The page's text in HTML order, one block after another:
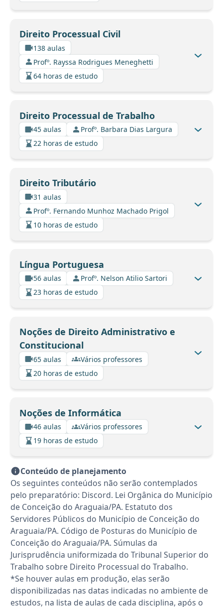
Direito Processual Civil
138 aulas
Profº. Rayssa Rodrigues Meneghetti
64 horas de estudo
Direito Processual de Trabalho
45 aulas
Profº. Barbara Dias Largura
22 horas de estudo
Direito Tributário
31 aulas
Profº. Fernando Munhoz Machado Prigol
10 horas de estudo
Língua Portuguesa
56 aulas
Profº. Nelson Atilio Sartori
23 horas de estudo
Noções de Direito Administrativo e
Constitucional
65 aulas
Vários professores
20 horas de estudo
Noções de Informática
46 aulas
Vários professores
19 horas de estudo
Conteúdo de planejamento
Os seguintes conteúdos não serão contemplados
pelo preparatório: Discord. Lei Orgânica do Município
de Conceição do Araguaia/PA. Estatuto dos
Servidores Públicos do Município de Conceição do
Araguaia/PA. Código de Posturas do Município de
Conceição do Araguaia/PA. Súmulas da
Jurisprudência uniformizada do Tribunal Superior do
Trabalho sobre Direito Processual do Trabalho.
*Se houver aulas em produção, elas serão
disponibilizadas nas datas indicadas no ambiente de
estudos, na lista de aulas de cada disciplina, após o